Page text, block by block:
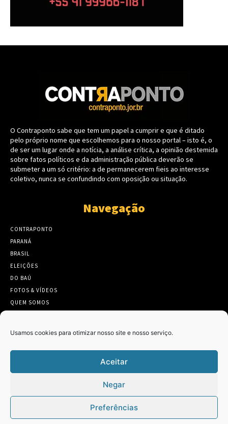
Usamos cookies para otimizar nosso site e nosso serviço.
Aceitar
Negar
Preferências
O Contraponto sabe que tem um papel a cumprir e que é ditado
pelo próprio nome que escolhemos para o nosso portal – isto é, o
de ser um lugar onde a notícia, a análise crítica, a opinião destemida
sobre fatos políticos e da administração pública deverão se
submeter a um só critério: a de permanecerem fieis ao interesse
coletivo, nunca se confundindo com oposição ou situação.
Navegação
CONTRAPONTO
PARANÁ
BRASIL
ELEIÇÕES
DO BAÚ
FOTOS & VÍDEOS
QUEM SOMOS
Twitter
Tweets by Contraponto_jor
Clique para aceitar os cookies marketing
e ativar este conteúdo